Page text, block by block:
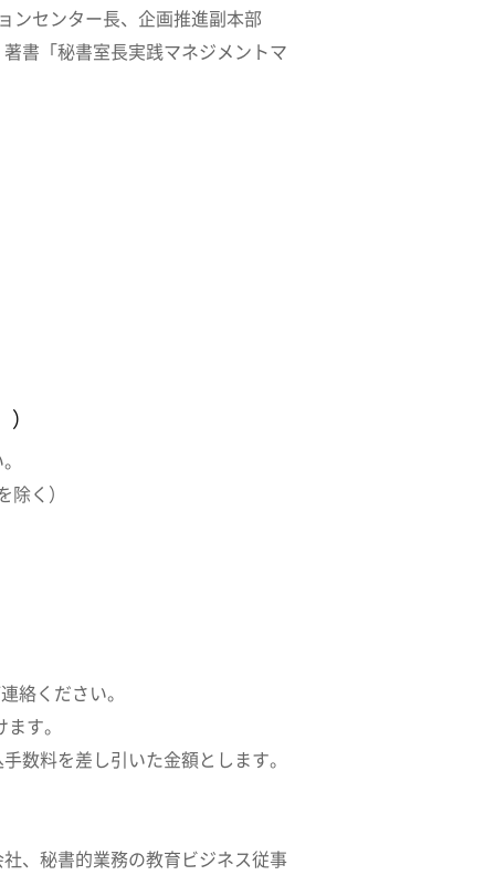
ンセンター長、企画推進副本部
書「秘書室長実践マネジメントマ
く）
絡ください。
す。
数料を差し引いた金額とします。
、秘書的業務の教育ビジネス従事